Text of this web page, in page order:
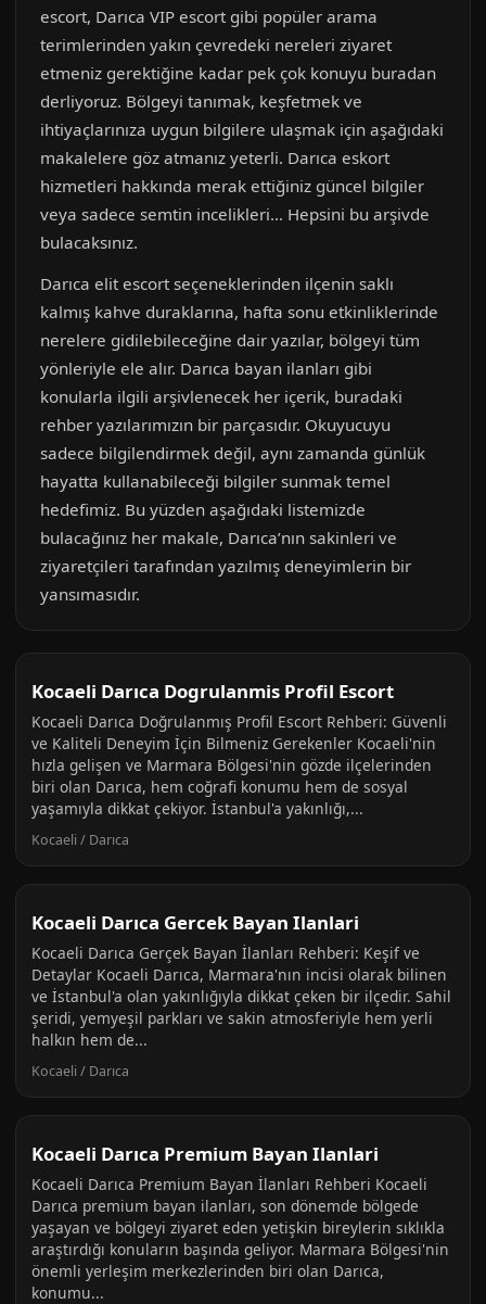
escort, Darıca VIP escort gibi popüler arama
terimlerinden yakın çevredeki nereleri ziyaret
etmeniz gerektiğine kadar pek çok konuyu buradan
derliyoruz. Bölgeyi tanımak, keşfetmek ve
ihtiyaçlarınıza uygun bilgilere ulaşmak için aşağıdaki
makalelere göz atmanız yeterli. Darıca eskort
hizmetleri hakkında merak ettiğiniz güncel bilgiler
veya sadece semtin incelikleri… Hepsini bu arşivde
bulacaksınız.
Darıca elit escort seçeneklerinden ilçenin saklı
kalmış kahve duraklarına, hafta sonu etkinliklerinde
nerelere gidilebileceğine dair yazılar, bölgeyi tüm
yönleriyle ele alır. Darıca bayan ilanları gibi
konularla ilgili arşivlenecek her içerik, buradaki
rehber yazılarımızın bir parçasıdır. Okuyucuyu
sadece bilgilendirmek değil, aynı zamanda günlük
hayatta kullanabileceği bilgiler sunmak temel
hedefimiz. Bu yüzden aşağıdaki listemizde
bulacağınız her makale, Darıca’nın sakinleri ve
ziyaretçileri tarafından yazılmış deneyimlerin bir
yansımasıdır.
Kocaeli Darıca Dogrulanmis Profil Escort
Kocaeli Darıca Doğrulanmış Profil Escort Rehberi: Güvenli
ve Kaliteli Deneyim İçin Bilmeniz Gerekenler Kocaeli'nin
hızla gelişen ve Marmara Bölgesi'nin gözde ilçelerinden
biri olan Darıca, hem coğrafi konumu hem de sosyal
yaşamıyla dikkat çekiyor. İstanbul'a yakınlığı,...
Kocaeli / Darıca
Kocaeli Darıca Gercek Bayan Ilanlari
Kocaeli Darıca Gerçek Bayan İlanları Rehberi: Keşif ve
Detaylar Kocaeli Darıca, Marmara'nın incisi olarak bilinen
ve İstanbul'a olan yakınlığıyla dikkat çeken bir ilçedir. Sahil
şeridi, yemyeşil parkları ve sakin atmosferiyle hem yerli
halkın hem de...
Kocaeli / Darıca
Kocaeli Darıca Premium Bayan Ilanlari
Kocaeli Darıca Premium Bayan İlanları Rehberi Kocaeli
Darıca premium bayan ilanları, son dönemde bölgede
yaşayan ve bölgeyi ziyaret eden yetişkin bireylerin sıklıkla
araştırdığı konuların başında geliyor. Marmara Bölgesi'nin
önemli yerleşim merkezlerinden biri olan Darıca,
konumu...